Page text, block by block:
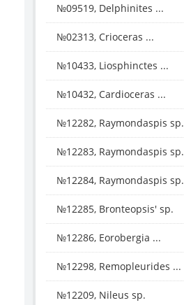
№09519, Delphinites ...
№02313, Crioceras ...
№10433, Liosphinctes ...
№10432, Cardioceras ...
№12282, Raymondaspis sp.
№12283, Raymondaspis sp.
№12284, Raymondaspis sp.
№12285, Bronteopsis' sp.
№12286, Eorobergia ...
№12298, Remopleurides ...
№12209, Nileus sp.